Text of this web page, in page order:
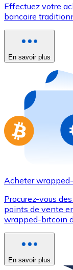
Acheter
Boutique -
Achetez
Aller à la
Effectuez votre
bancaire
En savoir plus
Acheter
Procurez-vous
points de vente
wrapped-bitcoin
En savoir plus